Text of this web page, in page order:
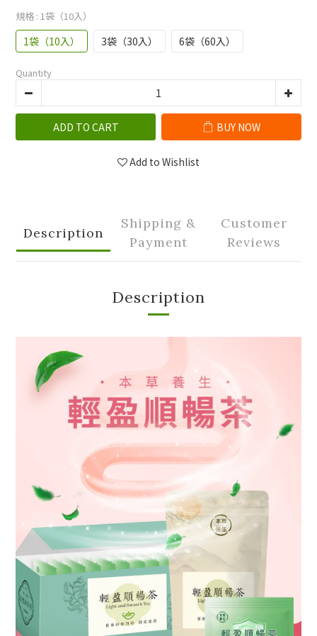
規格 : 1袋（10入）
1袋（10入） 3袋（30入） 6袋（60入）
Quantity
ADD TO CART BUY NOW
Add to Wishlist
Description
Shipping &
Payment
Customer
Reviews
Description